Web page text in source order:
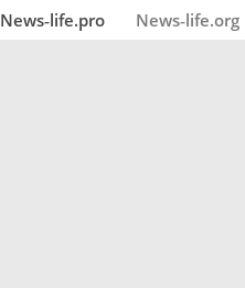
News‑life.pro News‑life.org